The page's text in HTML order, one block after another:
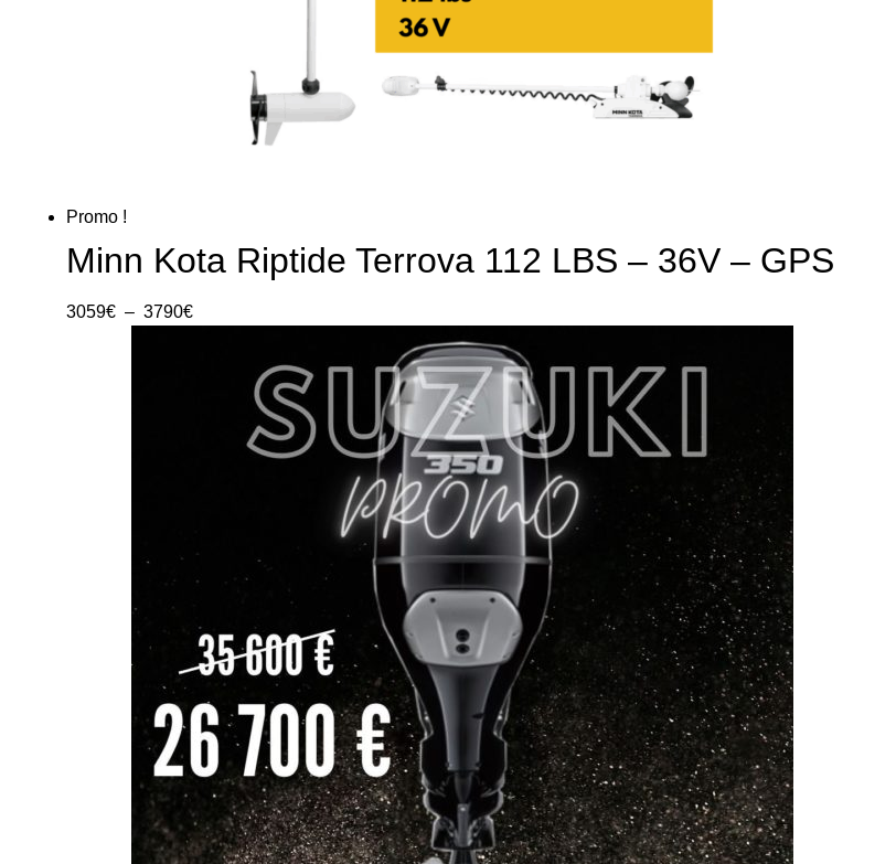
Promo !
Minn Kota Riptide Terrova 112 LBS – 36V – GPS
3059€ – 3790€